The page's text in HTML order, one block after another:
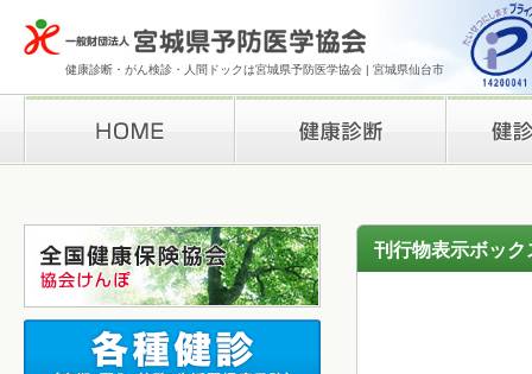
健康診断・がん検診・人間ドックは宮城県予防医学協会 | 宮城県仙台市
刊行物表示ボック